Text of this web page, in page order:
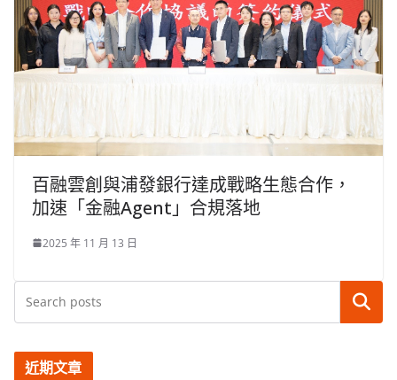
百融雲創與浦發銀行達成戰略生態合作，
加速「金融Agent」合規落地
2025 年 11 月 13 日
搜尋
近期文章